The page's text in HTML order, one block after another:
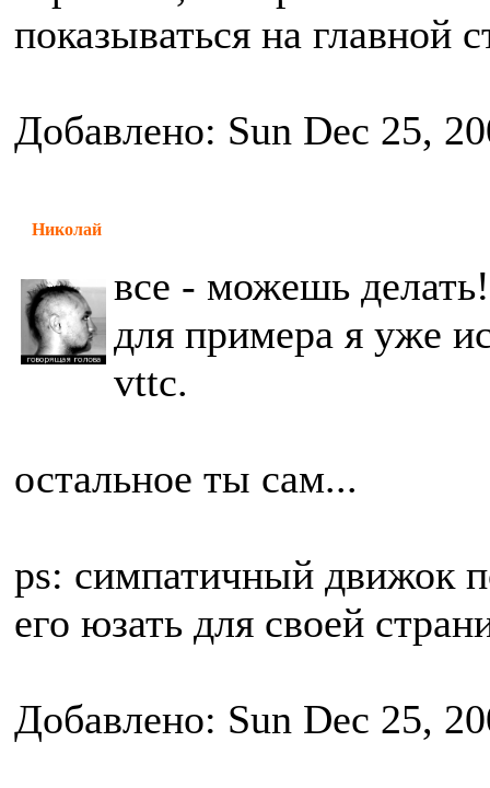
показываться на главной
Добавлено: Sun Dec 25,
Николай
все - можешь делать!
для примера я уже
vttc.
остальное ты сам...
ps: симпатичный движок
его юзать для своей
Добавлено: Sun Dec 25,